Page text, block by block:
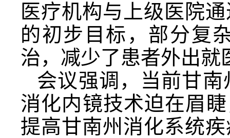
医疗机构与上级医院
的初步目标，部分复
治，减少了患者外出就
会议强调，当前甘
消化内镜技术迫在眉
提高甘南州消化系统